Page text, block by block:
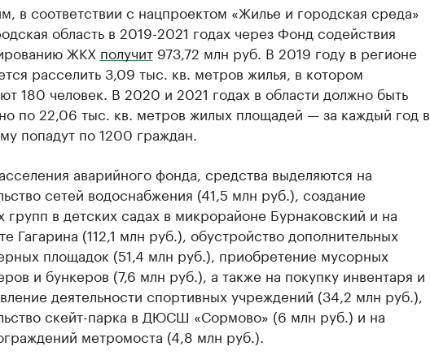
в соответствии с нацпроектом «Жилье и городская среда»
область в 2019-2021 годах через Фонд содействия
ЖКХ получит973,72 млн руб. В 2019 году в регионе
расселить 3,09 тыс. кв. метров жилья, в котором
180 человек. В 2020 и 2021 годах в области должно быть
по 22,06 тыс. кв. метров жилых площадей — за каждый год в
попадут по 1200 граждан.
аварийного фонда, средства выделяются на
сетей водоснабжения (41,5 млн руб.), создание
групп в детских садах в микрорайоне Бурнаковский и на
Гагарина (112,1 млн руб.), обустройство дополнительных
площадок (51,4 млн руб.), приобретение мусорных
и бункеров (7,6 млн руб.), а также на покупку инвентаря и
деятельности спортивных учреждений (34,2 млн руб.),
скейт-парка в ДЮСШ «Сормово» (6 млн руб.) и на
метромоста (4,8 млн руб.).